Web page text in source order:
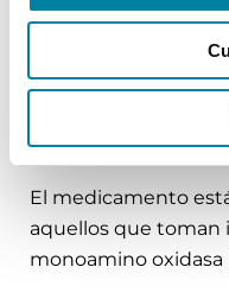
dispositivo que
Éstos incluyen
tubo, infección,
inserción, sangrado,
abdominal y falla de
El medicamento
aquellos que toman
monoamino oxidasa